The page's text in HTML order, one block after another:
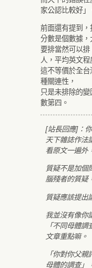
家公認比較好」
前面還有提到，
分數是個數據
要排當然可以
人，平均英文程
這不等價於全
種關連性，
只是未排除的
數第四。
[站長回應]：
天下雜誌作法
看原文一遍外
質疑不是加個
腦殘者的質疑
質疑應該提出
我並沒有像你
「不同母體
文章重點嘛。
「你對你父
母體的調查」